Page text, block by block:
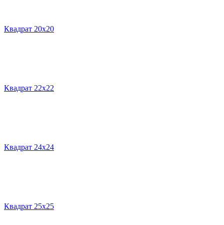
Квадрат 20х20
Квадрат 22х22
Квадрат 24х24
Квадрат 25х25